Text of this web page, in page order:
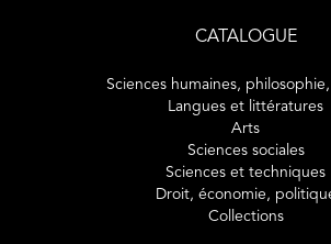
Autant de réponses singulières dans les
CATALOGUE
Sciences humaines,
Langues et littératures
Arts
Sciences sociales
Sciences et techniques
Droit, économie,
Collections